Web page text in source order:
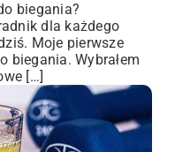
biegania?
dla każdego
Moje pierwsze
biegania. Wybrałem
[…]